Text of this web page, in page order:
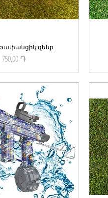
Quick View զենք
Price
750,00 ֏